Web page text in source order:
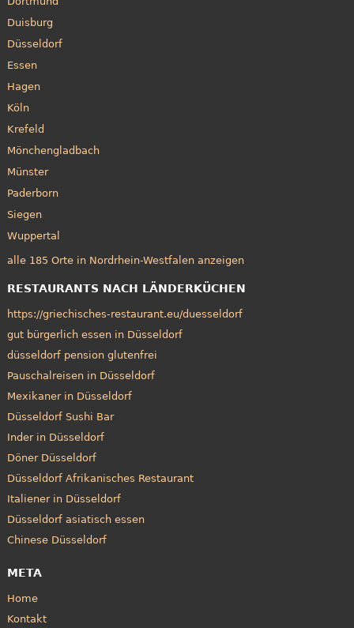
Duisburg
Düsseldorf
Essen
Hagen
Köln
Krefeld
Mönchengladbach
Münster
Paderborn
Siegen
Wuppertal
alle 185 Orte in Nordrhein-Westfalen anzeigen
RESTAURANTS NACH LÄNDERKÜCHEN
https://griechisches-restaurant.eu/duesseldorf
gut bürgerlich essen in Düsseldorf
düsseldorf pension glutenfrei
Pauschalreisen in Düsseldorf
Mexikaner in Düsseldorf
Düsseldorf Sushi Bar
Inder in Düsseldorf
Döner Düsseldorf
Düsseldorf Afrikanisches Restaurant
Italiener in Düsseldorf
Düsseldorf asiatisch essen
Chinese Düsseldorf
META
Home
Kontakt